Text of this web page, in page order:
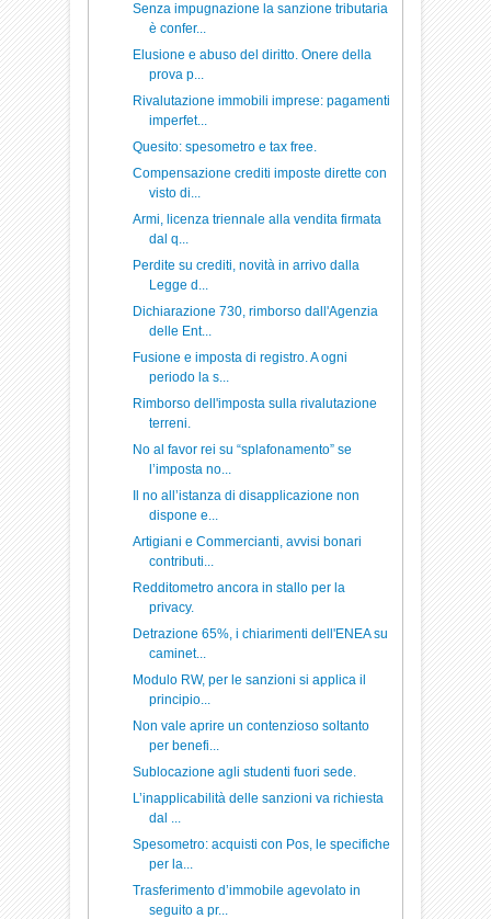
Senza impugnazione la sanzione tributaria
è confer...
Elusione e abuso del diritto. Onere della
prova p...
Rivalutazione immobili imprese: pagamenti
imperfet...
Quesito: spesometro e tax free.
Compensazione crediti imposte dirette con
visto di...
Armi, licenza triennale alla vendita firmata
dal q...
Perdite su crediti, novità in arrivo dalla
Legge d...
Dichiarazione 730, rimborso dall'Agenzia
delle Ent...
Fusione e imposta di registro. A ogni
periodo la s...
Rimborso dell'imposta sulla rivalutazione
terreni.
No al favor rei su “splafonamento” se
l’imposta no...
Il no all’istanza di disapplicazione non
dispone e...
Artigiani e Commercianti, avvisi bonari
contributi...
Redditometro ancora in stallo per la
privacy.
Detrazione 65%, i chiarimenti dell'ENEA su
caminet...
Modulo RW, per le sanzioni si applica il
principio...
Non vale aprire un contenzioso soltanto
per benefi...
Sublocazione agli studenti fuori sede.
L’inapplicabilità delle sanzioni va richiesta
dal ...
Spesometro: acquisti con Pos, le specifiche
per la...
Trasferimento d’immobile agevolato in
seguito a pr...